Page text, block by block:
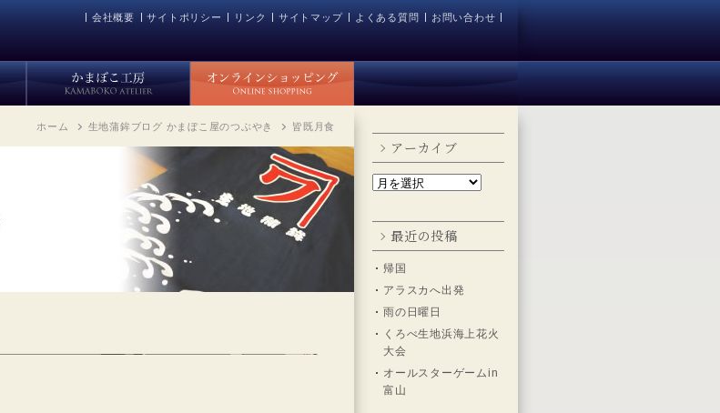
会社概要 サイトポリシー リンク サイトマップ よくある質問 お問い合わせ
ホーム 生地蒲鉾ブログ かまぼこ屋のつぶやき 皆既月食
アーカイブ
最近の投稿
帰国
アラスカへ出発
雨の日曜日
くろべ生地浜海上花火
大会
オールスターゲームin
富山